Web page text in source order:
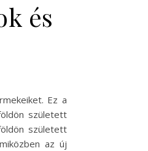
és
Ez a
született
született
az új